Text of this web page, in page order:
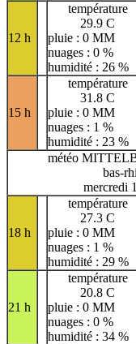
12 h
température
29.9 C
pluie : 0 MM
nuages : 0 %
humidité : 26 %
15 h
température
31.8 C
pluie : 0 MM
nuages : 1 %
humidité : 23 %
météo
bas-
mercredi
18 h
température
27.3 C
pluie : 0 MM
nuages : 1 %
humidité : 29 %
21 h
température
20.8 C
pluie : 0 MM
nuages : 0 %
humidité : 34 %